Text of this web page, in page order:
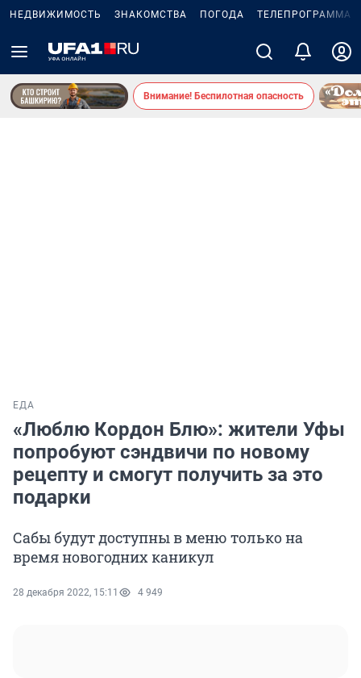
НЕДВИЖИМОСТЬ ЗНАКОМСТВА ПОГОДА ТЕЛЕПРОГРАММА
Внимание! Беспилотная опасность
ЕДА
«Люблю Кордон Блю»: жители Уфы
попробуют сэндвичи по новому
рецепту и смогут получить за это
подарки
Сабы будут доступны в меню только на
время новогодних каникул
28 декабря 2022, 15:11 4 949